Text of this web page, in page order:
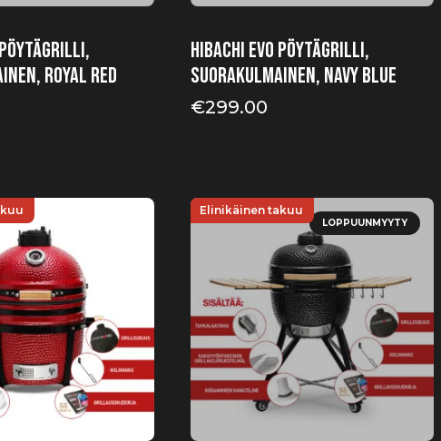
Pöytägrilli,
Royal Red
HIBACHI EVO Pöytägrilli,
Suorakulmainen, Navy Blue
€299.00
LOPPUUNMYYTY
Elinikäinen takuu